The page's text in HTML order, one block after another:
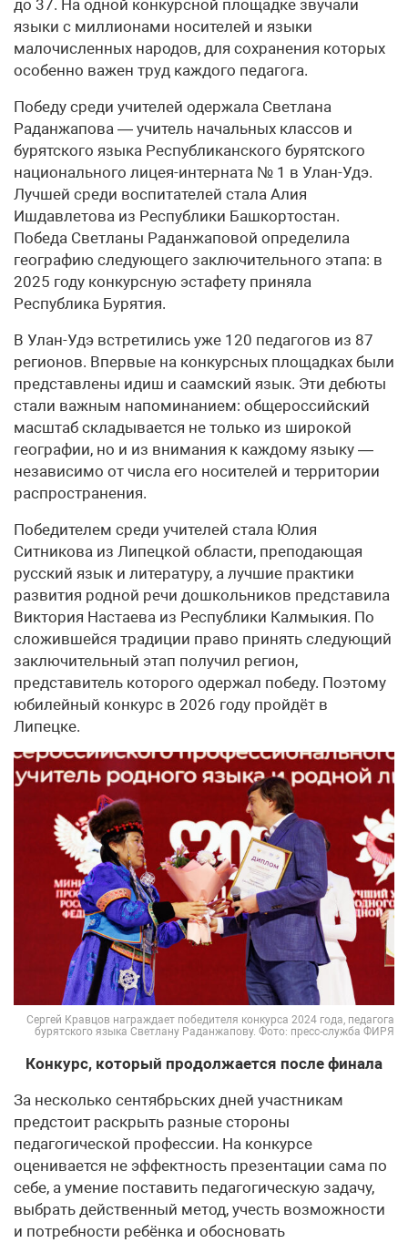
до 37. На одной конкурсной площадке звучали
языки с миллионами носителей и языки
малочисленных народов, для сохранения которых
особенно важен труд каждого педагога.
Победу среди учителей одержала Светлана
Раданжапова — учитель начальных классов и
бурятского языка Республиканского бурятского
национального лицея-интерната № 1 в Улан-Удэ.
Лучшей среди воспитателей стала Алия
Ишдавлетова из Республики Башкортостан.
Победа Светланы Раданжаповой определила
географию следующего заключительного этапа: в
2025 году конкурсную эстафету приняла
Республика Бурятия.
В Улан-Удэ встретились уже 120 педагогов из 87
регионов. Впервые на конкурсных площадках были
представлены идиш и саамский язык. Эти дебюты
стали важным напоминанием: общероссийский
масштаб складывается не только из широкой
географии, но и из внимания к каждому языку —
независимо от числа его носителей и территории
распространения.
Победителем среди учителей стала Юлия
Ситникова из Липецкой области, преподающая
русский язык и литературу, а лучшие практики
развития родной речи дошкольников представила
Виктория Настаева из Республики Калмыкия. По
сложившейся традиции право принять следующий
заключительный этап получил регион,
представитель которого одержал победу. Поэтому
юбилейный конкурс в 2026 году пройдёт в
Липецке.
Сергей Кравцов награждает победителя конкурса 2024 года, педагога
бурятского языка Светлану Раданжапову. Фото: пресс-служба ФИРЯ
Конкурс, который продолжается после финала
За несколько сентябрьских дней участникам
предстоит раскрыть разные стороны
педагогической профессии. На конкурсе
оценивается не эффектность презентации сама по
себе, а умение поставить педагогическую задачу,
выбрать действенный метод, учесть возможности
и потребности ребёнка и обосновать